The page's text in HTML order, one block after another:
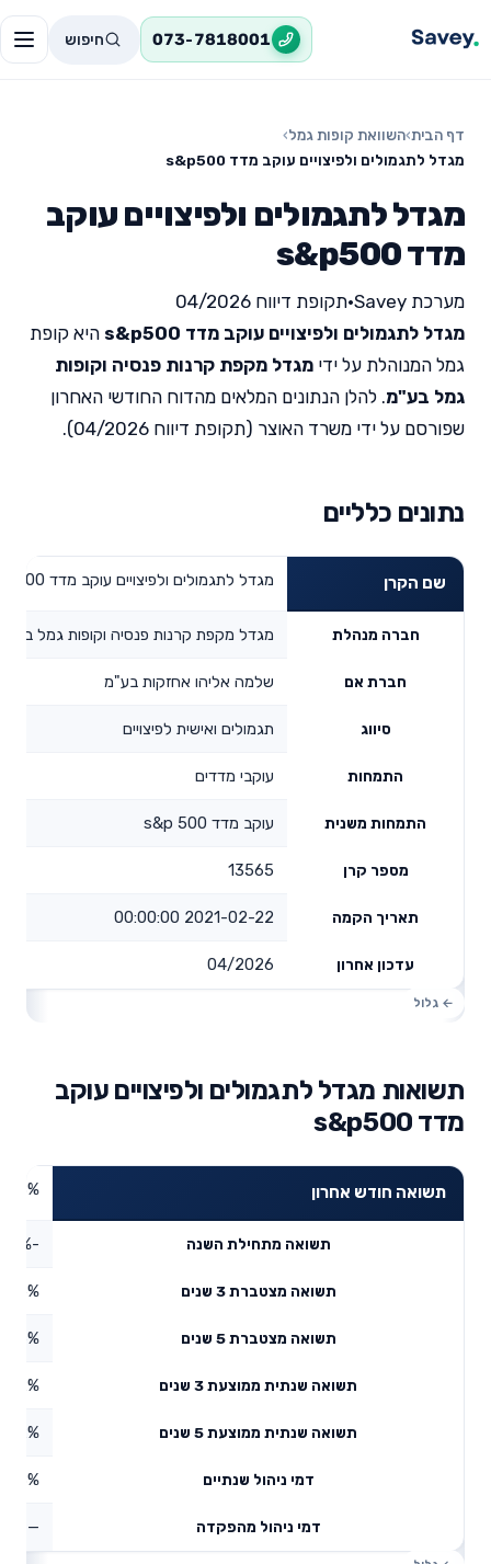
073-7818001 חיפוש
דף הבית›השוואת קופות גמל›
מגדל לתגמולים ולפיצויים עוקב מדד s&p500
מגדל לתגמולים ולפיצויים עוקב
מדד s&p500
מערכת Savey •תקופת דיווח 04/2026
מגדל לתגמולים ולפיצויים עוקב מדד s&p500
היא קופת
גמל המנוהלת על ידי מגדל מקפת קרנות פנסיה וקופות
גמל בע"מ. להלן הנתונים המלאים מהדוח החודשי האחרון
שפורסם על ידי משרד האוצר (תקופת דיווח 04/2026).
נתונים כלליים
שם הקרן מגדל לתגמולים ולפיצויים עוקב מדד s&p500
חברה מנהלת מגדל מקפת קרנות פנסיה וקופות גמל בע"מ
חברת אם שלמה אליהו אחזקות בע"מ
סיווג תגמולים ואישית לפיצויים
התמחות עוקבי מדדים
התמחות משנית עוקב מדד s&p 500
מספר קרן 13565
תאריך הקמה 2021-02-22 00:00:00
עדכון אחרון 04/2026
תשואות מגדל לתגמולים ולפיצויים עוקב
מדד s&p500
תשואה חודש אחרון
תשואה מתחילת השנה -2.87%
תשואה מצטברת 3 שנים
תשואה מצטברת 5 שנים
תשואה שנתית ממוצעת 3 שנים
תשואה שנתית ממוצעת 5 שנים
דמי ניהול שנתיים
דמי ניהול מהפקדה —